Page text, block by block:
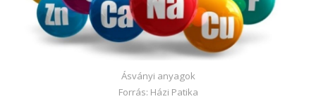
Ásványi anyagok
Forrás: Házi Patika